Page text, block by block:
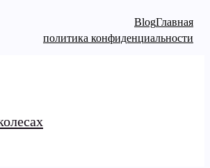
BlogГлавная
политика конфиденциальности